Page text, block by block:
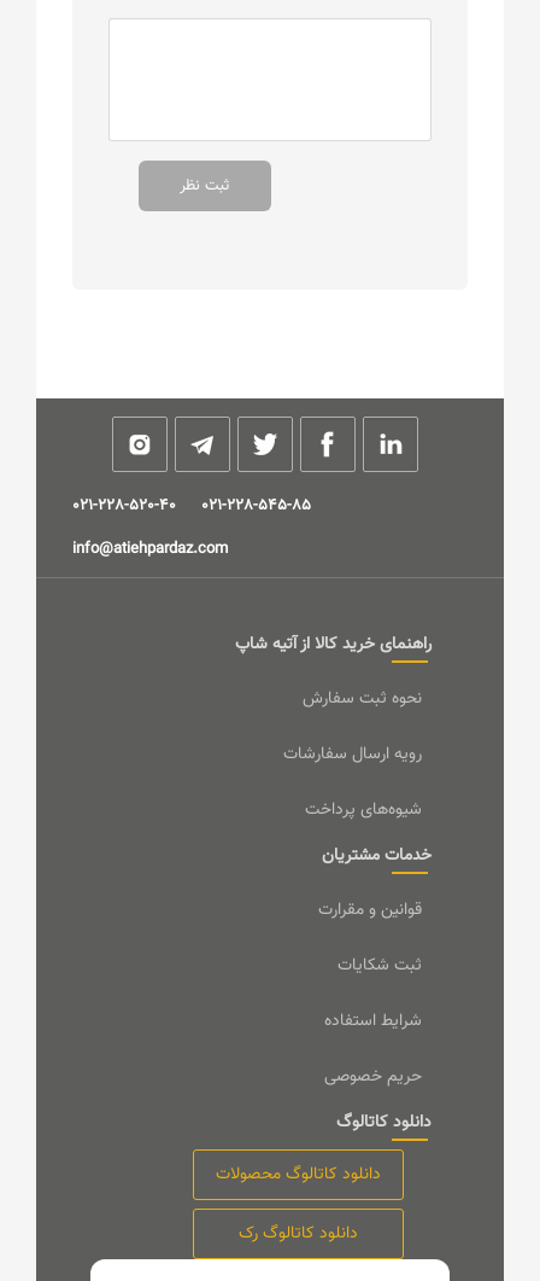
021-228-520-40
021-228-545-85
info@atiehpardaz.com
راهنمای خرید کالا از آتیه شاپ
نحوه ثبت سفارش
رویه ارسال سفارشات
شیوه‌های پرداخت
خدمات مشتریان
قوانین و مقرارت
ثبت شکایات
شرایط استفاده
حریم خصوصی
دانلود کاتالوگ
دانلود کاتالوگ محصولات
دانلود کاتالوگ رک